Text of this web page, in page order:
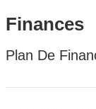
Finances
Plan De